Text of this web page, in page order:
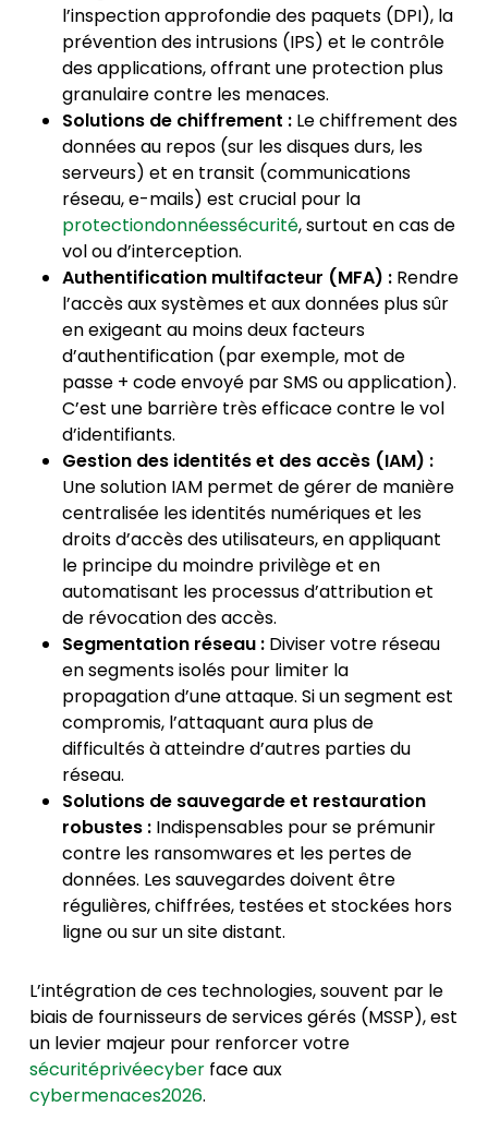
l’inspection approfondie des paquets (DPI), la
prévention des intrusions (IPS) et le contrôle
des applications, offrant une protection plus
granulaire contre les menaces.
Solutions de chiffrement :Le chiffrement des
données au repos (sur les disques durs, les
serveurs) et en transit (communications
réseau, e-mails) est crucial pour la
protectiondonnéessécurité, surtout en cas de
vol ou d’interception.
Authentification multifacteur (MFA) :Rendre
l’accès aux systèmes et aux données plus sûr
en exigeant au moins deux facteurs
d’authentification (par exemple, mot de
passe + code envoyé par SMS ou application).
C’est une barrière très efficace contre le vol
d’identifiants.
Gestion des identités et des accès (IAM) :
Une solution IAM permet de gérer de manière
centralisée les identités numériques et les
droits d’accès des utilisateurs, en appliquant
le principe du moindre privilège et en
automatisant les processus d’attribution et
de révocation des accès.
Segmentation réseau :Diviser votre réseau
en segments isolés pour limiter la
propagation d’une attaque. Si un segment est
compromis, l’attaquant aura plus de
difficultés à atteindre d’autres parties du
réseau.
Solutions de sauvegarde et restauration
robustes :Indispensables pour se prémunir
contre les ransomwares et les pertes de
données. Les sauvegardes doivent être
régulières, chiffrées, testées et stockées hors
ligne ou sur un site distant.
L’intégration de ces technologies, souvent par le
biais de fournisseurs de services gérés (MSSP), est
un levier majeur pour renforcer votre
sécuritéprivéecyberface aux
cybermenaces2026.